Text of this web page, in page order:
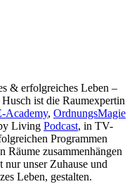
& erfolgreiches Leben –
ist die Raumexpertin
, OrdnungsMagie
Living Podcast, in TV-
Programmen
Räume zusammenhängen
unser Zuhause und
Leben, gestalten.